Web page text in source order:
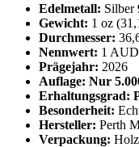
Edelmetall: Silber
Gewicht: 1 oz
Durchmesser:
Nennwert: 1 AUD
Prägejahr: 2026
Auflage: Nur
Erhaltungsgrad:
Besonderheit:
Hersteller: Perth
Verpackung: